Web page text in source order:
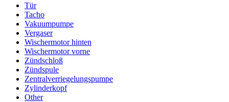
Tür
Tacho
Vakuumpumpe
Vergaser
Wischermotor hinten
Wischermotor vorne
Zündschloß
Zündspule
Zentralverriegelungspumpe
Zylinderkopf
Other